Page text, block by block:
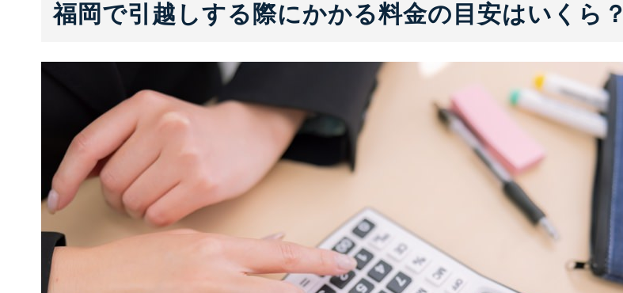
福岡で引越しする際にかかる料金の目安はいくら？